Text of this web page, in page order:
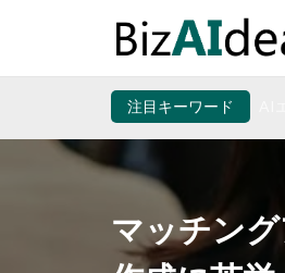
注目キーワード
マッチン